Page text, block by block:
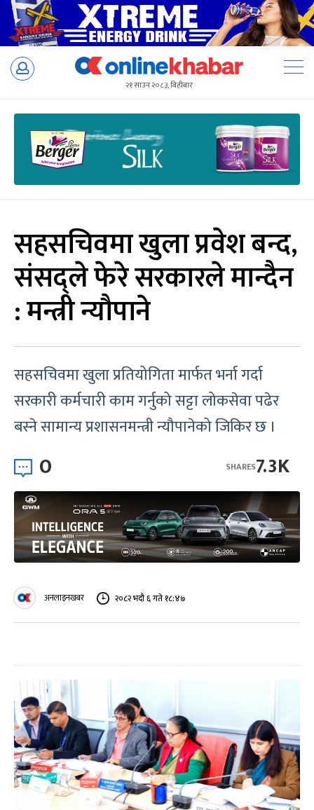
Skip
२१ साउन २०८३, बिहीबार
सहसचिवमा खुला प्रवेश बन्द,
संसद्ले फेरे सरकारले मान्दैन
: मन्त्री न्यौपाने
सहसचिवमा खुला प्रतियोगिता मार्फत भर्ना गर्दा
सरकारी कर्मचारी काम गर्नुको सट्टा लोकसेवा पढेर
बस्ने सामान्य प्रशासनमन्त्री न्यौपानेको जिकिर छ ।
0 7.3K
SHARES
अनलाइनखबर २०८२ भदौ ६ गते १८:४७